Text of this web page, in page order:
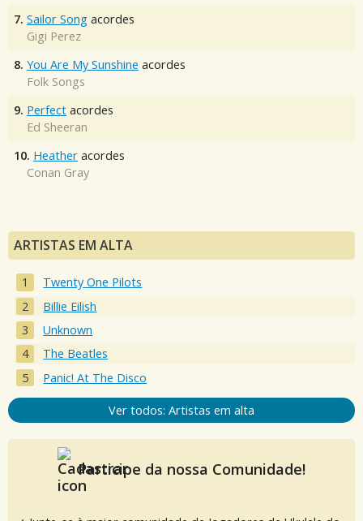
7. Sailor Song acordes
Gigi Perez
8. You Are My Sunshine acordes
Folk Songs
9. Perfect acordes
Ed Sheeran
10. Heather acordes
Conan Gray
ARTISTAS EM ALTA
Twenty One Pilots
Billie Eilish
Unknown
The Beatles
Panic! At The Disco
Ver todos: Artistas em alta
Participe da nossa Comunidade!